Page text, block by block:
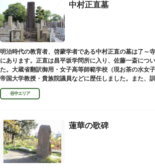
中村正直墓
明治時代の教育者、啓蒙学者である中村正直の墓は了～
にあります。正直は昌平坂学問所に入り、佐藤一斎につ
た。大蔵省翻訳御用・女子高等師範学校（現お茶の水女
帝国大学教授・貴族院議員などに歴任しました。また、
子教育や障害者教育にも力を注ぎました。明治24（1891
谷中エリア
蓮華の歌碑